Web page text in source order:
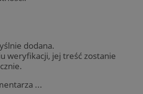
dodana.
weryfikacji, jej treść zostanie
...